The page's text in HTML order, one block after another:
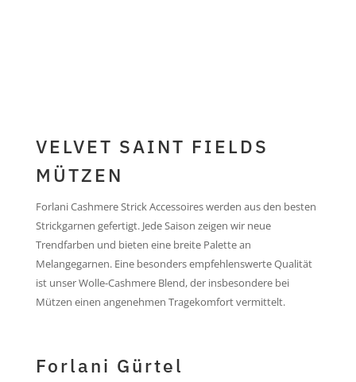
VELVET SAINT FIELDS
MÜTZEN
Forlani Cashmere Strick Accessoires werden aus den besten
Strickgarnen gefertigt. Jede Saison zeigen wir neue
Trendfarben und bieten eine breite Palette an
Melangegarnen. Eine besonders empfehlenswerte Qualität
ist unser Wolle-Cashmere Blend, der insbesondere bei
Mützen einen angenehmen Tragekomfort vermittelt.
Forlani Gürtel